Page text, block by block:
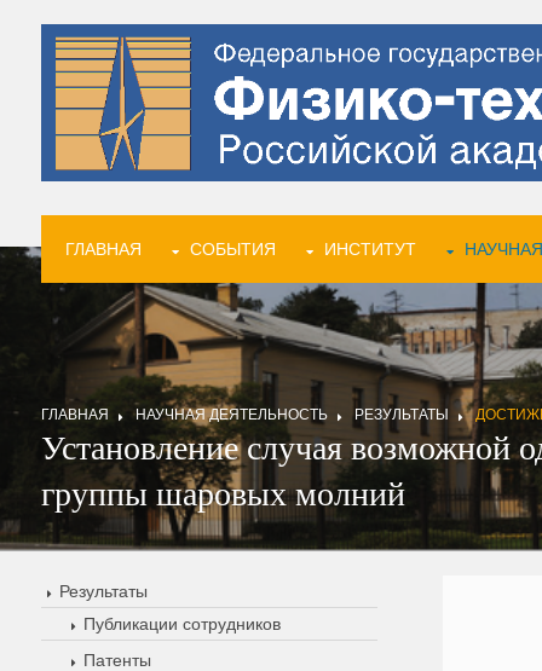
ГЛАВНАЯ СОБЫТИЯ ИНСТИТУТ
ГЛАВНАЯ НАУЧНАЯ ДЕЯТЕЛЬНОСТЬ РЕЗУЛЬТАТЫ
Установление случая возможной
группы шаровых молний
Результаты
Публикации сотрудников
Патенты